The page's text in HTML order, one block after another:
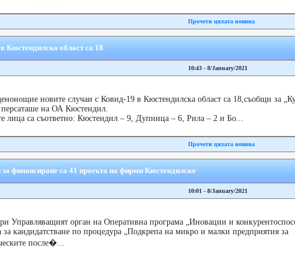
Прочети цялата новина
Кюстендилска област са 18
10:43 - 8/January/2021
новите случаи с Ковид-19 в Кюстендилска област са 18,съобщи за
персаташе на ОА Кюстендил.
лица са съответно: Кюстендил – 9, Дупница – 6, Рила – 2 и Бо...
Прочети цялата новина
за финансиране са 41 проекта на фирми Кюстендилско
10:01 - 8/January/2021
Управляващият орган на Оперативна програма „Иновации и
кандидатстване по процедура „Подкрепа на микро и малки предприятия за
после�...